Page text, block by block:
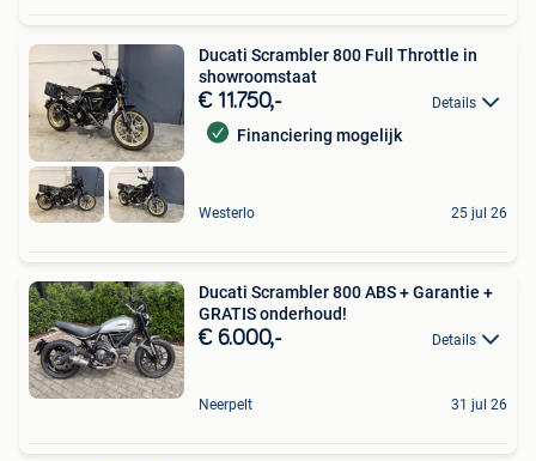
Ducati Scrambler 800 Full Throttle in
showroomstaat
€ 11.750,- Details
Financiering mogelijk
Westerlo 25 jul 26
Ducati Scrambler 800 ABS + Garantie +
GRATIS onderhoud!
€ 6.000,- Details
Neerpelt 31 jul 26